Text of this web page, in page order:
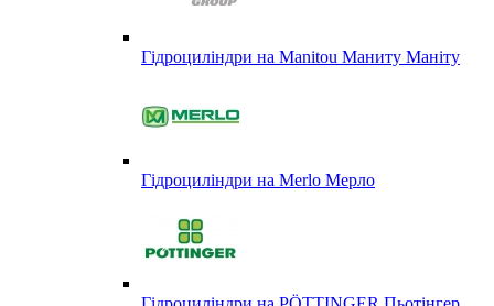
Гідроциліндри на Manitou Маниту Маніту
Гідроциліндри на Merlo Мерло